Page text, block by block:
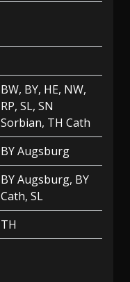
BW, BY, HE, NW,
RP, SL, SN
Sorbian, TH Cath
BY Augsburg
BY Augsburg, BY
Cath, SL
TH